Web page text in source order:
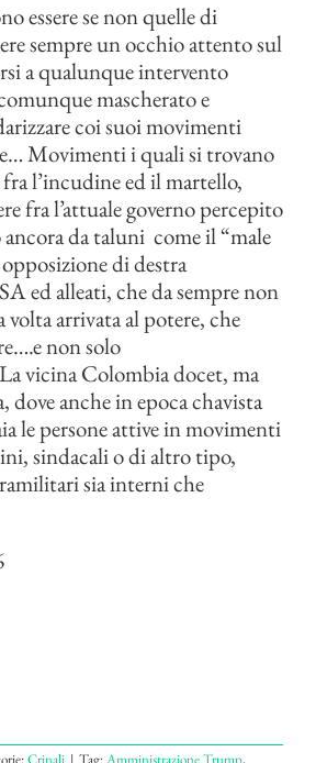
essere se non quelle di
sempre un occhio attento sul
a qualunque intervento
mascherato e
coi suoi movimenti
Movimenti i quali si trovano
l’incudine ed il martello,
fra l’attuale governo percepito
da taluni come il “male
di destra
ed alleati, che da sempre non
volta arrivata al potere, che
non solo
vicina Colombia docet, ma
dove anche in epoca chavista
le persone attive in movimenti
sindacali o di altro tipo,
sia interni che